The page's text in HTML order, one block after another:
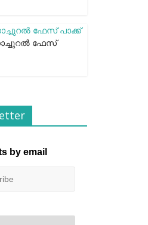
ഫേസ്
by email